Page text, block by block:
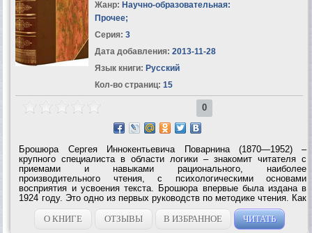
Жанр: Научно-образовательная:
Прочее;
Серия: 3
Дата добавления: 2013-11-28
Язык книги: Русский
Кол-во страниц: 15
0
Брошюра Сергея Иннокентьевича Поварнина (1870—1952) –
крупного специалиста в области логики – знакомит читателя с
приемами и навыками рационального, наиболее
производительного чтения, с психологическими основами
восприятия и усвоения текста. Брошюра впервые была издана в
1924 году. Это одно из первых руководств по методике чтения. Как
писал C. И. Пoварнин в предисловии к изданию 1924 года, – это
«краткое введение в искусство чтения»....
О КНИГЕ ОТЗЫВЫ В ИЗБРАННОЕ ЧИТАТЬ